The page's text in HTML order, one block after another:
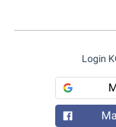
Login